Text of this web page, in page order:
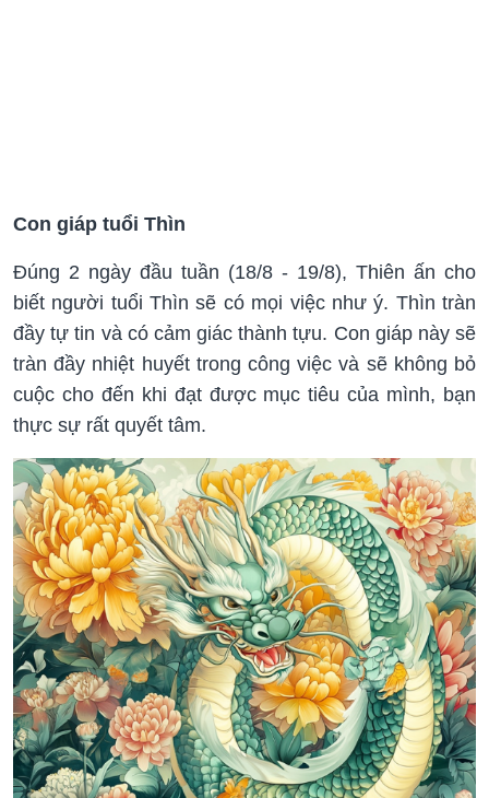
Con giáp tuổi Thìn
Đúng 2 ngày đầu tuần (18/8 - 19/8), Thiên ấn cho
biết người tuổi Thìn sẽ có mọi việc như ý. Thìn tràn
đầy tự tin và có cảm giác thành tựu. Con giáp này sẽ
tràn đầy nhiệt huyết trong công việc và sẽ không bỏ
cuộc cho đến khi đạt được mục tiêu của mình, bạn
thực sự rất quyết tâm.